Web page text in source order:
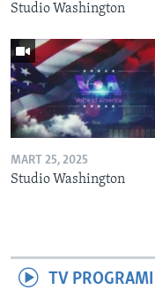
Studio Washington
MART 25, 2025
Studio Washington
TV PROGRAMI